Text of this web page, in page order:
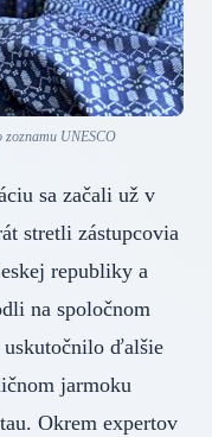
zoznamu UNESCO
sa začali už v
stretli zástupcovia
republiky a
na spoločnom
uskutočnilo ďalšie
jarmoku
Okrem expertov